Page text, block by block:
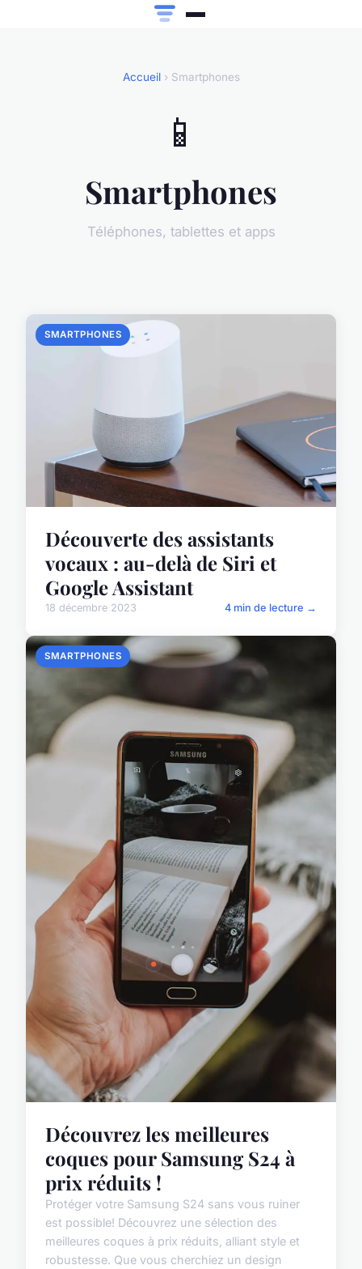
Accueil› Smartphones
📱
Smartphones
Téléphones, tablettes et apps
SMARTPHONES
Découverte des assistants
vocaux : au-delà de Siri et
Google Assistant
18 décembre 2023 4 min de lecture →
SMARTPHONES
Découvrez les meilleures
coques pour Samsung S24 à
prix réduits !
Protéger votre Samsung S24 sans vous ruiner
est possible! Découvrez une sélection des
meilleures coques à prix réduits, alliant style et
robustesse. Que vous cherchiez un design